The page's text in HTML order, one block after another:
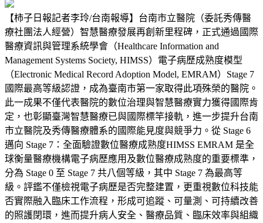
【柿子日報記者李玲/台南報導】台南市立醫院（委託秀傳醫
療社團法人經營）智慧醫療發展再創新里程碑，正式通過國際
醫療資訊與管理系統學會（Healthcare Information and
Management Systems Society, HIMSS）電子病歷成熟度模型
（Electronic Medical Record Adoption Model, EMRAM）Stage 7
國際最高等級認證，成為臺南市第一家取得此項殊榮的醫院。
此一成果不僅代表醫院的數位治理與智慧醫療實力獲得國際肯
定，也彰顯臺灣智慧醫療已與國際標竿接軌，進一步提升台南
市立醫院及秀傳醫療體系的國際能見度與競爭力。從 Stage 6
邁向 Stage 7：全面驗證數位醫療成熟度HIMSS EMRAM 是全
球衡量醫療機構電子病歷應用及數位醫療成熟度的重要標準，
分為 Stage 0 至 Stage 7 共八個等級，其中 Stage 7 為最高等
級。評鑑不僅檢視電子病歷是否完整建置，更重視數位科技能
否實際融入臨床工作流程，形成可追蹤、可量測、可持續改善
的照護閉環，進而提升病人安全、醫療品質、臨床效率與組織